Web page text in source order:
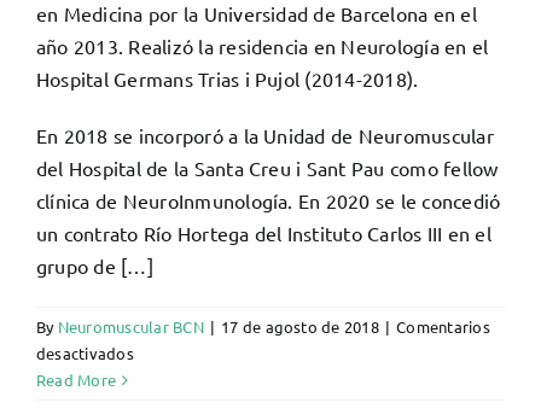
en Medicina por la Universidad de Barcelona en el
año 2013. Realizó la residencia en Neurología en el
Hospital Germans Trias i Pujol (2014-2018).
En 2018 se incorporó a la Unidad de Neuromuscular
del Hospital de la Santa Creu i Sant Pau como fellow
clínica de NeuroInmunología. En 2020 se le concedió
un contrato Río Hortega del Instituto Carlos III en el
grupo de […]
By Neuromuscular BCN | 17 de agosto de 2018 | Comentarios
desactivadosen
Read More